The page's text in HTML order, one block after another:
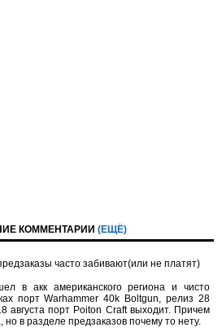
КОММЕНТАРИИ (ЕЩЁ)
часто забивают(или не платят)
в акк американского региона и чисто
порт Warhammer 40k Boltgun, релиз 28
августа порт Poiton Сraft выходит. Причем
но в разделе предзаказов почему то нету.